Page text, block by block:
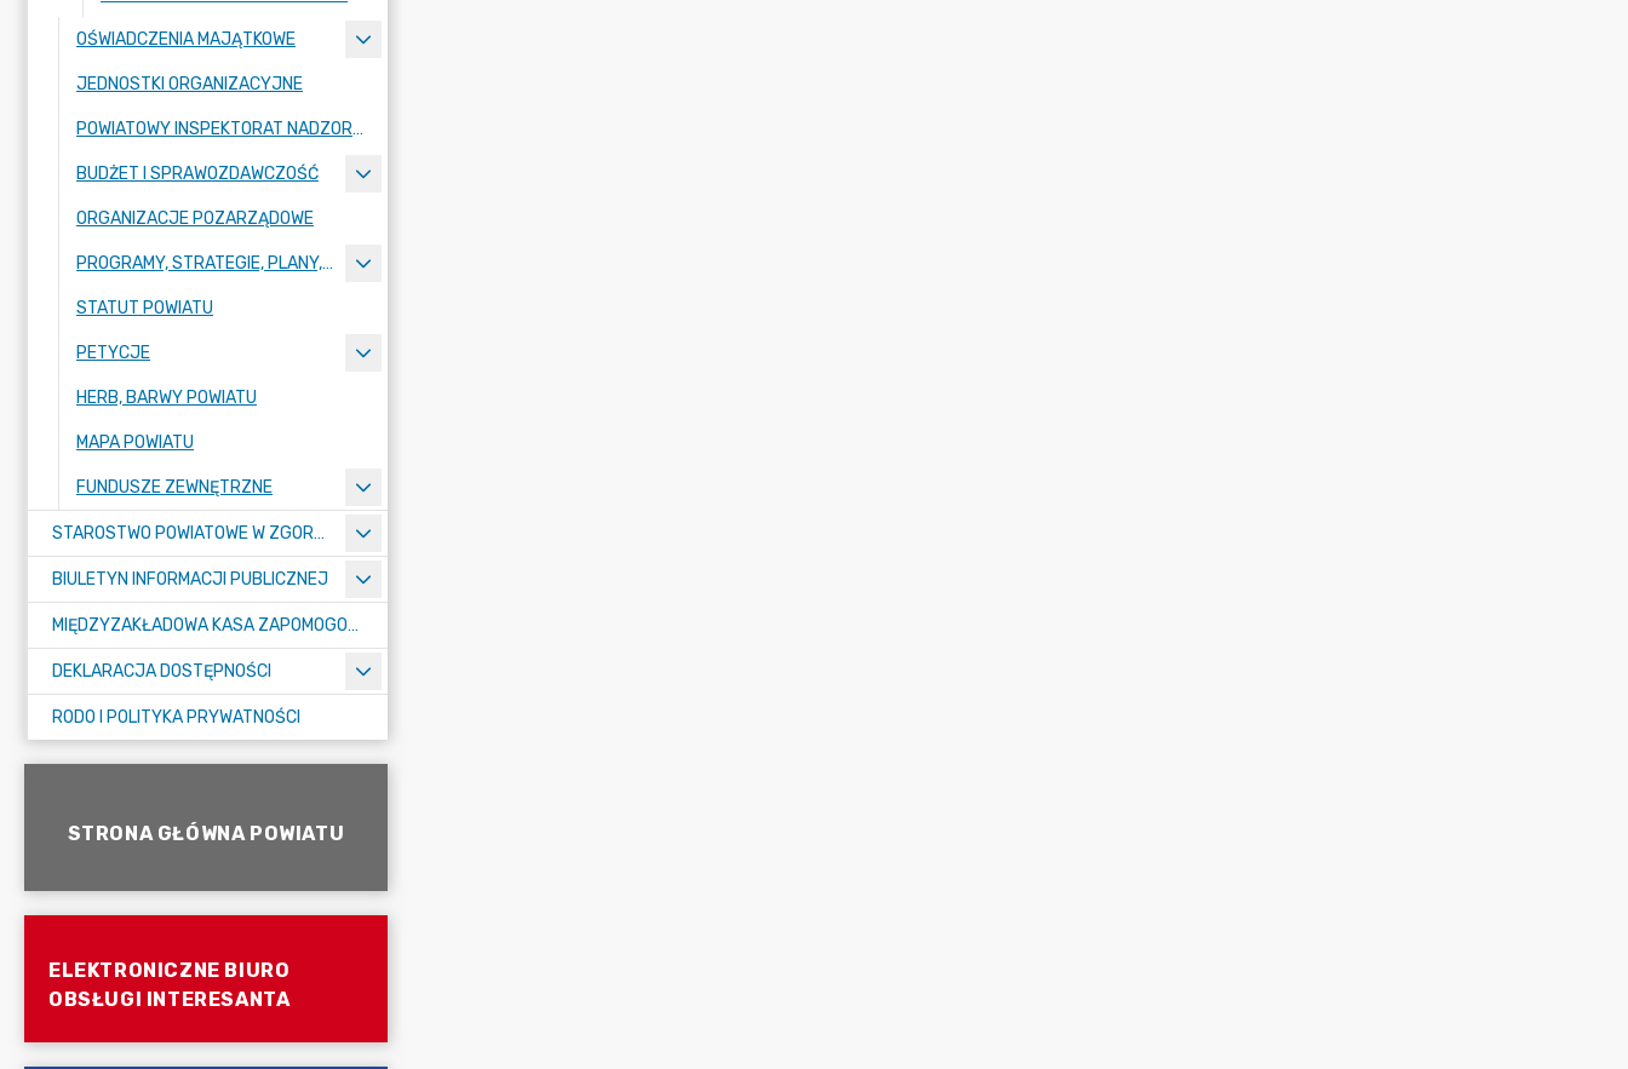
OŚWIADCZENIA MAJĄTKOWE
JEDNOSTKI ORGANIZACYJNE
POWIATOWY INSPEKTORAT NADZORU BUDOWLANEGO
BUDŻET I SPRAWOZDAWCZOŚĆ
ORGANIZACJE POZARZĄDOWE
PROGRAMY, STRATEGIE, PLANY, RAPORTY
STATUT POWIATU
PETYCJE
HERB, BARWY POWIATU
MAPA POWIATU
FUNDUSZE ZEWNĘTRZNE
STAROSTWO POWIATOWE W ZGORZELCU
BIULETYN INFORMACJI PUBLICZNEJ
MIĘDZYZAKŁADOWA KASA ZAPOMOGOWO-POŻYCZKOWA
DEKLARACJA DOSTĘPNOŚCI
RODO I POLITYKA PRYWATNOŚCI
STRONA GŁÓWNA POWIATU
ELEKTRONICZNE BIURO
OBSŁUGI INTERESANTA